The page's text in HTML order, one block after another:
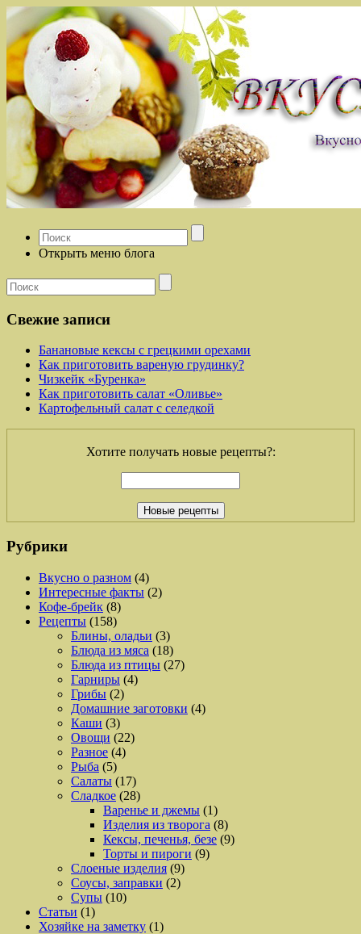
Открыть меню блога
Свежие записи
Банановые кексы с грецкими орехами
Как приготовить вареную грудинку?
Чизкейк «Буренка»
Как приготовить салат «Оливье»
Картофельный салат с селедкой
Хотите получать новые рецепты?:
Рубрики
Вкусно о разном (4)
Интересные факты (2)
Кофе-брейк (8)
Рецепты (158)
Блины, оладьи (3)
Блюда из мяса (18)
Блюда из птицы (27)
Гарниры (4)
Грибы (2)
Домашние заготовки (4)
Каши (3)
Овощи (22)
Разное (4)
Рыба (5)
Салаты (17)
Сладкое (28)
Варенье и джемы (1)
Изделия из творога (8)
Кексы, печенья, безе (9)
Торты и пироги (9)
Слоеные изделия (9)
Соусы, заправки (2)
Супы (10)
Статьи (1)
Хозяйке на заметку (1)